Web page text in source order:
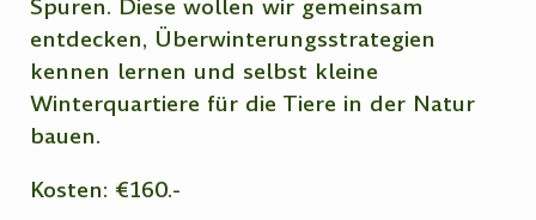
Spuren. Diese wollen wir gemeinsam
entdecken, Überwinterungsstrategien
kennen lernen und selbst kleine
Winterquartiere für die Tiere in der Natur
bauen.
Kosten: €160.-